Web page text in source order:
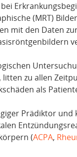
(MRT)
mit den Daten
zu allen
als
Prädiktor und
(ACPA,